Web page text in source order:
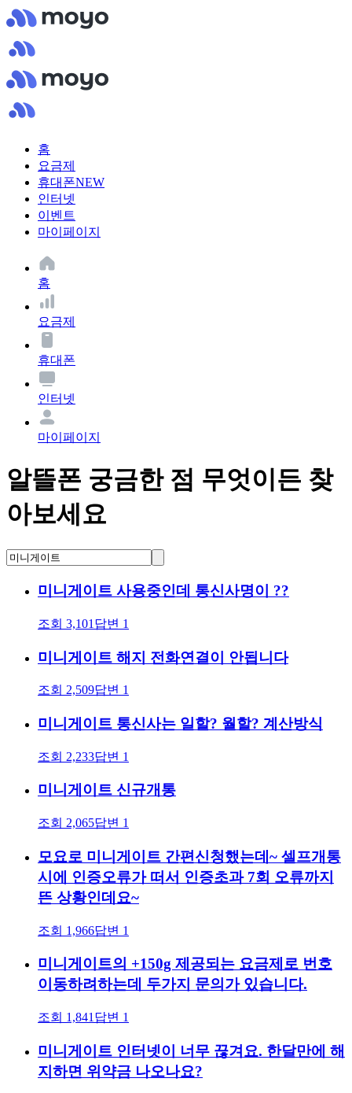
홈
요금제
휴대폰NEW
인터넷
이벤트
마이페이지
홈
요금제
휴대폰
인터넷
마이페이지
알뜰폰 궁금한 점 무엇이든 찾
아보세요
미니게이트 사용중인데 통신사명이 ??
조회 3,101 답변 1
미니게이트 해지 전화연결이 안됩니다
조회 2,509답변 1
미니게이트 통신사는 일할? 월할? 계산방식
조회 2,233답변 1
미니게이트 신규개통
조회 2,065답변 1
모요로 미니게이트 간편신청했는데~ 셀프개통
시에 인증오류가 떠서 인증초과 7회 오류까지
뜬 상황인데요~
조회 1,966답변 1
미니게이트의 +150g 제공되는 요금제로 번호
이동하려하는데 두가지 문의가 있습니다.
조회 1,841 답변 1
미니게이트 인터넷이 너무 끊겨요. 한달만에 해
지하면 위약금 나오나요?